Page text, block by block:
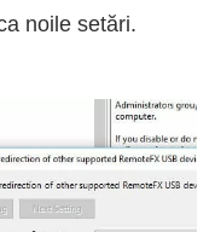
noile setări.